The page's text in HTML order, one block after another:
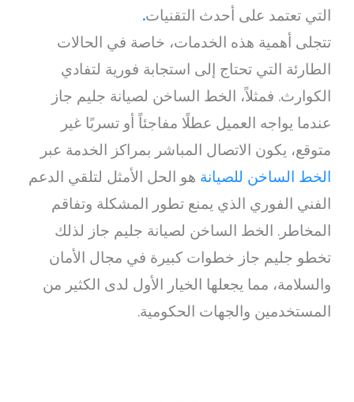
التي تعتمد على أحدث التقنيات.
تتجلى أهمية هذه الخدمات، خاصة في الحالات
الطارئة التي تحتاج إلى استجابة فورية لتفادي
الكوارث. فمثلاً، الخط الساخن لصيانة جليم جاز
عندما يواجه العميل عطلًا مفاجئاً أو تسربًا غير
متوقع، يكون الاتصال المباشر بمراكز الخدمة عبر
الخط الساخن للصيانة هو الحل الأمثل لتلقي الدعم
الفني الفوري الذي يمنع تطور المشكلة وتفاقم
المخاطر. الخط الساخن لصيانة جليم جاز لذلك
تخطو جليم جاز خطوات كبيرة في مجال الأمان
والسلامة، مما يجعلها الخيار الأول لدى الكثير من
المستخدمين والجهات الحكومية.